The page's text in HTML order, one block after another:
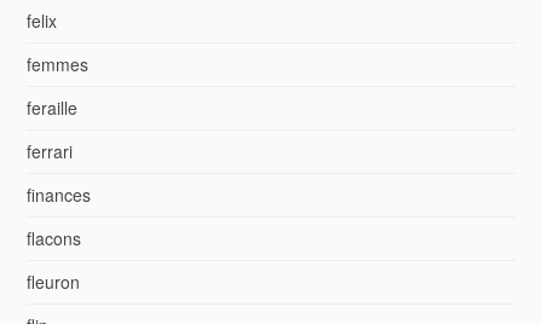
felix
femmes
feraille
ferrari
finances
flacons
fleuron